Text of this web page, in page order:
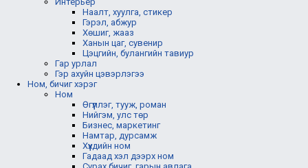
Наалт, хуулга, стикер
Гэрэл, абжур
Хөшиг, жааз
Ханын цаг, сувенир
Цэцгийн, булангийн тавиур
Гар урлал
Гэр ахуйн цэвэрлэгээ
Ном, бичиг хэрэг
Ном
Өгүүллэг, тууж, роман
Нийгэм, улс төр
Бизнес, маркетинг
Намтар, дурсамж
Хүүхдийн ном
Гадаад хэл дээрх ном